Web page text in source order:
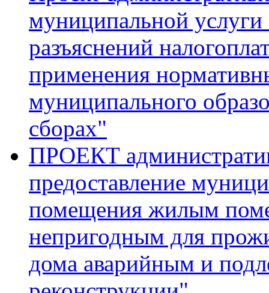
муниципальной
разъяснений
применения
муниципального
сборах"
ПРОЕКТ
предоставление
помещения жилым
непригодным для
дома аварийным и